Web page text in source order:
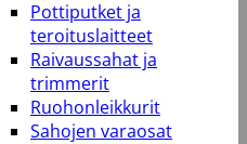
Pottiputket ja
teroituslaitteet
Raivaussahat ja
trimmerit
Ruohonleikkurit
Sahojen varaosat